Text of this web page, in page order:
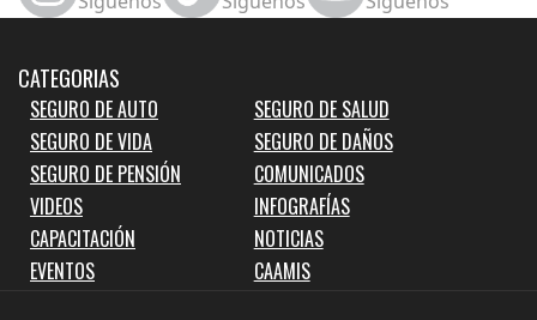
CATEGORIAS
SEGURO DE AUTO
SEGURO DE SALUD
SEGURO DE VIDA
SEGURO DE DAÑOS
SEGURO DE PENSIÓN
COMUNICADOS
VIDEOS
INFOGRAFÍAS
CAPACITACIÓN
NOTICIAS
EVENTOS
CAAMIS